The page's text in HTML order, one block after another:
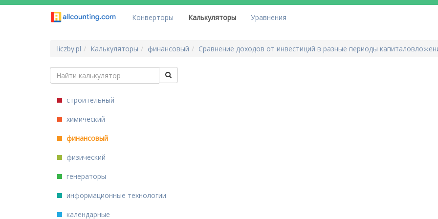
Конверторы Калькуляторы Уравнения
liczby.pl Калькуляторы финансовый Сравнение доходов от инвестиций в разные периоды
строительный
химический
финансовый
физический
генераторы
информационные технологии
календарные